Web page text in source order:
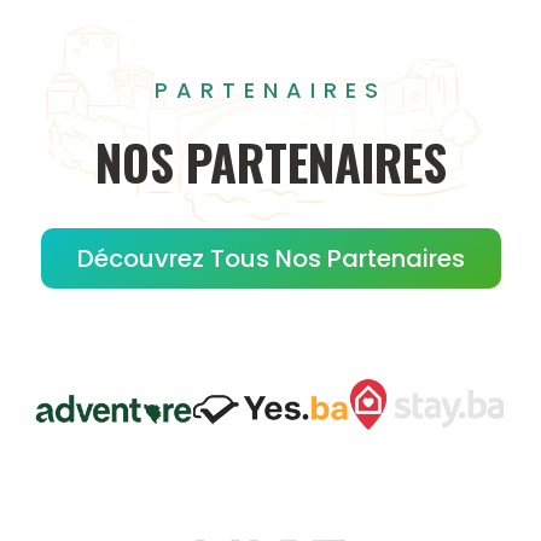
PARTENAIRES
NOS PARTENAIRES
Découvrez Tous Nos Partenaires